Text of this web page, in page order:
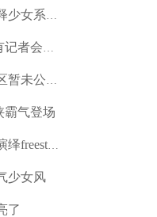
景甜长裙细腰气质出众 满分诠释少女系优雅
中国第一代娱记谈刘德华：没有记者会不喜欢他
黄小蕾控诉迪士尼工作人员 园区暂未公开回应当事
霸气登场
满屏长腿称霸夏天 马思纯机场演绎freestyle
少女风
了